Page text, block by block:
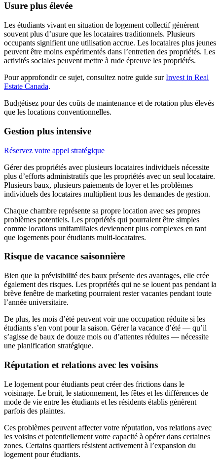
Usure plus élevée
Les étudiants vivant en situation de logement collectif génèrent
souvent plus d’usure que les locataires traditionnels. Plusieurs
occupants signifient une utilisation accrue. Les locataires plus jeunes
peuvent être moins expérimentés dans l’entretien des propriétés. Les
activités sociales peuvent mettre à rude épreuve les propriétés.
Pour approfondir ce sujet, consultez notre guide surInvest in Real
Estate Canada.
Budgétisez pour des coûts de maintenance et de rotation plus élevés
que les locations conventionnelles.
Gestion plus intensive
Réservez votre appel stratégique
Gérer des propriétés avec plusieurs locataires individuels nécessite
plus d’efforts administratifs que les propriétés avec un seul locataire.
Plusieurs baux, plusieurs paiements de loyer et les problèmes
individuels des locataires multiplient tous les demandes de gestion.
Chaque chambre représente sa propre location avec ses propres
problèmes potentiels. Les propriétés qui pourraient être simples
comme locations unifamiliales deviennent plus complexes en tant
que logements pour étudiants multi-locataires.
Risque de vacance saisonnière
Bien que la prévisibilité des baux présente des avantages, elle crée
également des risques. Les propriétés qui ne se louent pas pendant la
brève fenêtre de marketing pourraient rester vacantes pendant toute
l’année universitaire.
De plus, les mois d’été peuvent voir une occupation réduite si les
étudiants s’en vont pour la saison. Gérer la vacance d’été — qu’il
s’agisse de baux de douze mois ou d’attentes réduites — nécessite
une planification stratégique.
Réputation et relations avec les voisins
Le logement pour étudiants peut créer des frictions dans le
voisinage. Le bruit, le stationnement, les fêtes et les différences de
mode de vie entre les étudiants et les résidents établis génèrent
parfois des plaintes.
Ces problèmes peuvent affecter votre réputation, vos relations avec
les voisins et potentiellement votre capacité à opérer dans certaines
zones. Certains quartiers résistent activement à l’expansion du
logement pour étudiants.